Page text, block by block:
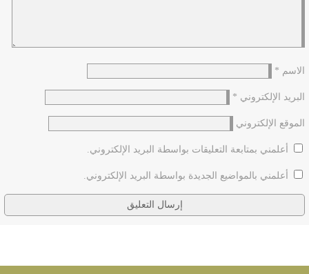
الاسم *
البريد الإلكتروني *
الموقع الإلكتروني
أعلمني بمتابعة التعليقات بواسطة البريد الإلكتروني.
أعلمني بالمواضيع الجديدة بواسطة البريد الإلكتروني.